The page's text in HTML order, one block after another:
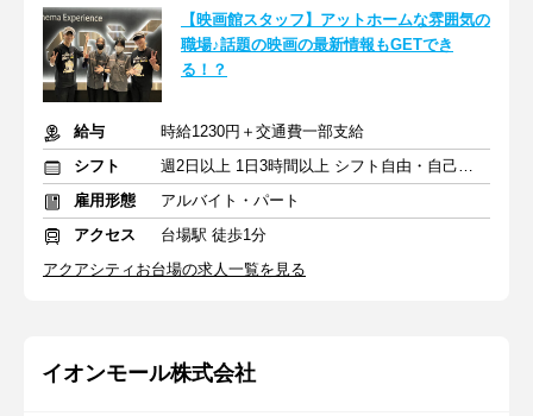
【映画館スタッフ】アットホームな雰囲気の
職場♪話題の映画の最新情報もGETでき
る！？
給与
時給1230円＋交通費一部支給
シフト
週2日以上 1日3時間以上 シフト自由・自己申告
雇用形態
アルバイト・パート
アクセス
台場駅 徒歩1分
アクアシティお台場の求人一覧を見る
イオンモール株式会社